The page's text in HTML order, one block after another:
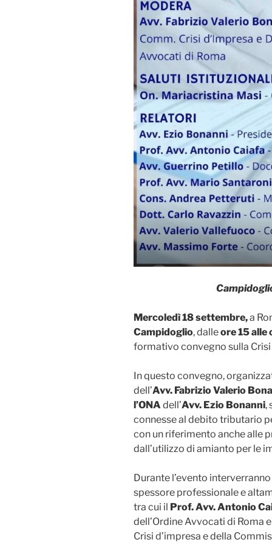
Mercoledì 18 settembre,a
Campidoglio, dalleore 15 alle
formativo convegno sulla
In questo convegno,
dell’Avv. Fabrizio Valerio
l’ONA dell’Avv. Ezio Bonanni,
connesse al debito tributario
con un riferimento anche alle
dall’utilizzo di amianto per le
Durante l’evento
spessore professionale e
tra cui il Prof. Avv. Antonio
dell’Ordine Avvocati di Roma
Crisi d’impresa e della